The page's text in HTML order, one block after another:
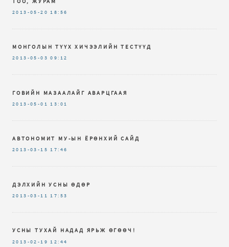
2013-05-20 18:56
МОНГОЛЫН ТҮҮХ ХИЧЭЭЛИЙН ТЕСТҮҮД
2013-05-03 09:12
ГОВИЙН МАЗААЛАЙГ АВАРЦГААЯ
2013-05-01 13:01
АВТОНОМИТ МУ-ЫН ЁРӨНХИЙ САЙД
2013-03-15 17:46
ДЭЛХИЙН УСНЫ ӨДӨР
2013-03-11 17:53
УСНЫ ТУХАЙ НАДАД ЯРЬЖ ӨГӨӨЧ!
2013-02-19 12:44